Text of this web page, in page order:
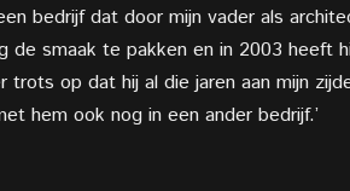
bedrijf dat door mijn vader als
de smaak te pakken en in 2003 heeft
trots op dat hij al die jaren aan mijn
hem ook nog in een ander bedrijf.’